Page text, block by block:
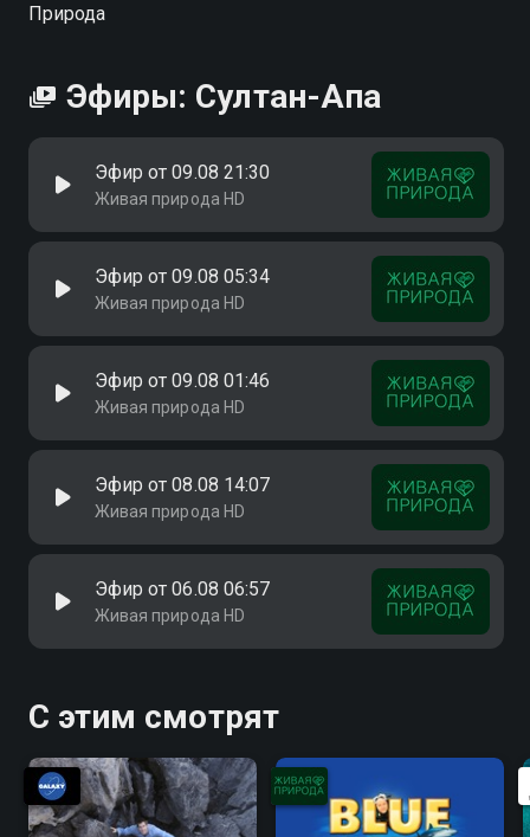
Природа
Эфиры: Султан-Апа
Эфир от 09.08 21:30
Живая природа HD
Эфир от 09.08 05:34
Живая природа HD
Эфир от 09.08 01:46
Живая природа HD
Эфир от 08.08 14:07
Живая природа HD
Эфир от 06.08 06:57
Живая природа HD
С этим смотрят